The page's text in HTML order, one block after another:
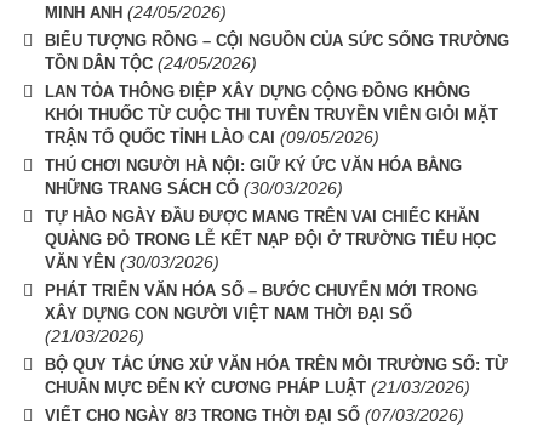
MINH ANH (24/05/2026)
BIỂU TƯỢNG RỒNG – CỘI NGUỒN CỦA SỨC SỐNG TRƯỜNG
TỒN DÂN TỘC (24/05/2026)
LAN TỎA THÔNG ĐIỆP XÂY DỰNG CỘNG ĐỒNG KHÔNG
KHÓI THUỐC TỪ CUỘC THI TUYÊN TRUYỀN VIÊN GIỎI MẶT
TRẬN TỔ QUỐC TỈNH LÀO CAI (09/05/2026)
THÚ CHƠI NGƯỜI HÀ NỘI: GIỮ KÝ ỨC VĂN HÓA BẰNG
NHỮNG TRANG SÁCH CỔ (30/03/2026)
TỰ HÀO NGÀY ĐẦU ĐƯỢC MANG TRÊN VAI CHIẾC KHĂN
QUÀNG ĐỎ TRONG LỄ KẾT NẠP ĐỘI Ở TRƯỜNG TIỂU HỌC
VĂN YÊN (30/03/2026)
PHÁT TRIỂN VĂN HÓA SỐ – BƯỚC CHUYỂN MỚI TRONG
XÂY DỰNG CON NGƯỜI VIỆT NAM THỜI ĐẠI SỐ
(21/03/2026)
BỘ QUY TẮC ỨNG XỬ VĂN HÓA TRÊN MÔI TRƯỜNG SỐ: TỪ
CHUẨN MỰC ĐẾN KỶ CƯƠNG PHÁP LUẬT (21/03/2026)
VIẾT CHO NGÀY 8/3 TRONG THỜI ĐẠI SỐ (07/03/2026)